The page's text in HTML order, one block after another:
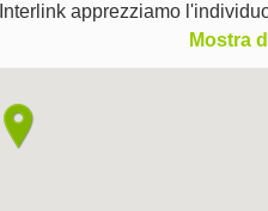
apprezziamo
è il futuro di un investimento
approccio individuale
Mostra